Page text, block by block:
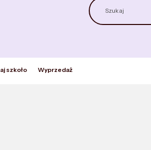
szkoło Wyprzedaż